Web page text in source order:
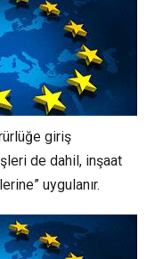
giriş
de dahil, inşaat
uygulanır.